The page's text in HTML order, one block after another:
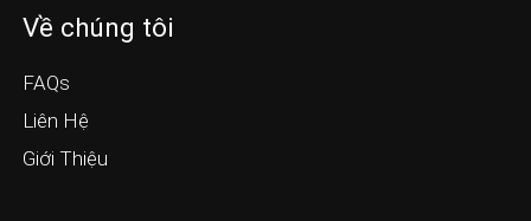
Về chúng tôi
FAQs
Liên Hệ
Giới Thiệu